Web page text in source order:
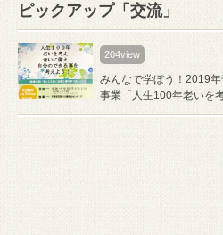
ピックアップ「交流」
204view
みんなで学ぼう！2019
事業「人生100年老いを